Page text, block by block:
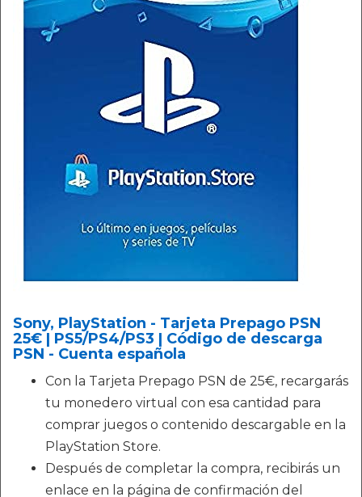
Sony, PlayStation - Tarjeta Prepago PSN
25€ | PS5/PS4/PS3 | Código de descarga
PSN - Cuenta española
Con la Tarjeta Prepago PSN de 25€, recargarás
tu monedero virtual con esa cantidad para
comprar juegos o contenido descargable en la
PlayStation Store.
Después de completar la compra, recibirás un
enlace en la página de confirmación del